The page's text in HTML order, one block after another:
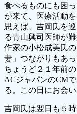
食べるものにも困
が来て、医療活動
思えば、吉岡氏を
る青山興司医師が
作家の小松成美氏
妻」つながりもあ
ちょうど２１年前
ACジャパンのCM
る。この日にお会
吉岡氏は翌日も５